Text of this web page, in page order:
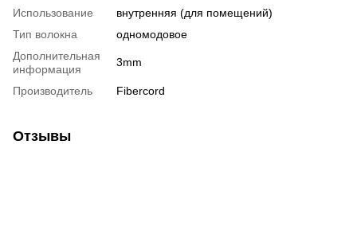
Использование
внутренняя (для помещений)
Тип волокна
одномодовое
Дополнительная
информация
3mm
Производитель Fibercord
Отзывы